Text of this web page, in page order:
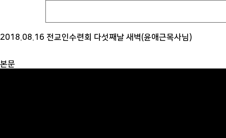
2018.08.16 전교인수련회 다섯째날 새벽(윤애근목사님)
본문